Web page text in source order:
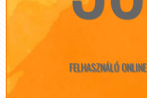
FELHASZNÁLÓ ONLINE